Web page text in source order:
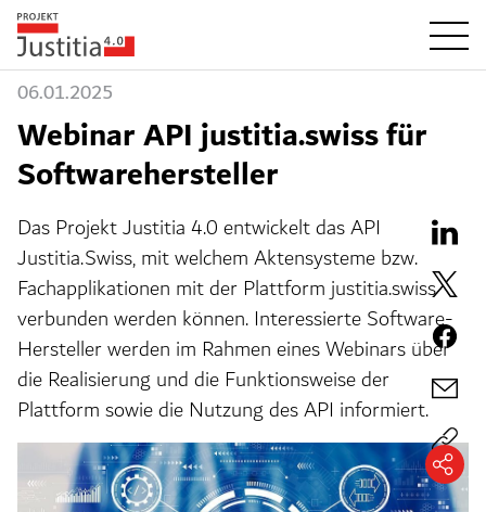
06.01.2025
Webinar API justitia.swiss für
Softwarehersteller
Das Projekt Justitia 4.0 entwickelt das API
Justitia.Swiss, mit welchem Aktensysteme bzw.
Fachapplikationen mit der Plattform justitia.swiss
verbunden werden können. Interessierte Software-
Hersteller werden im Rahmen eines Webinars über
die Realisierung und die Funktionsweise der
Plattform sowie die Nutzung des API informiert.